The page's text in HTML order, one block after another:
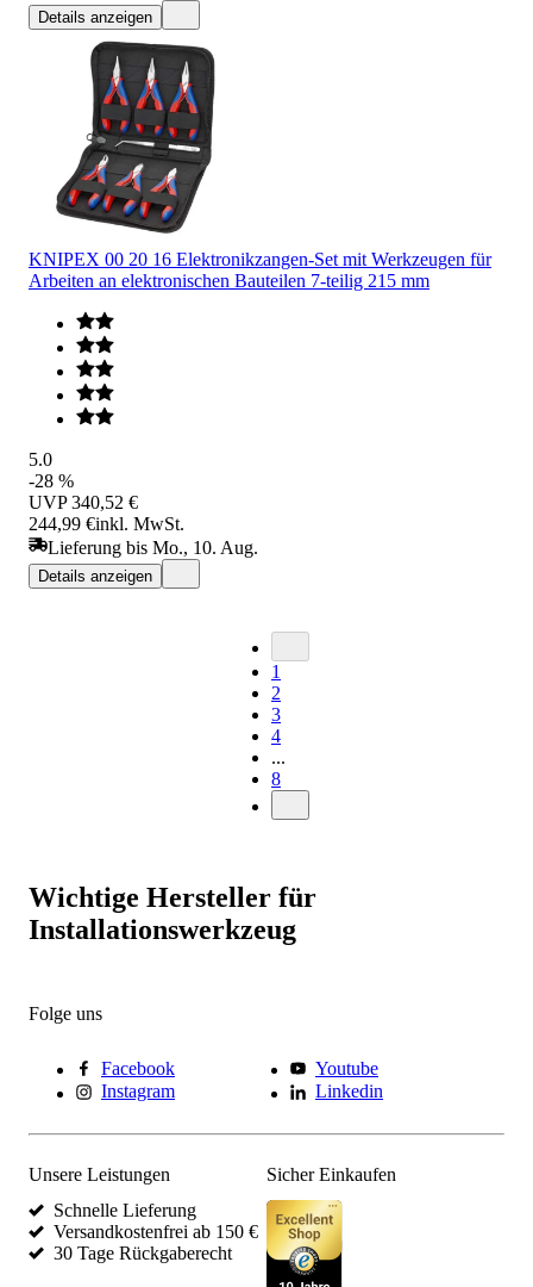
Details anzeigen
KNIPEX 00 20 16 Elektronikzangen-Set mit Werkzeugen für
Arbeiten an elektronischen Bauteilen 7-teilig 215 mm
5.0
-28 %
UVP 340,52 €
244,99 €inkl. MwSt.
Lieferung bis Mo., 10. Aug.
Details anzeigen
1
2
3
4
...
8
Wichtige Hersteller für
Installationswerkzeug
Folge uns
Facebook
Youtube
Instagram
Linkedin
Unsere Leistungen
Schnelle Lieferung
Versandkostenfrei ab 150 €
30 Tage Rückgaberecht
Sicher Einkaufen